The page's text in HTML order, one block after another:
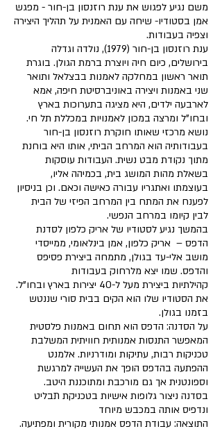
משם נגיע לפגוש את ענת רוזנסון בן-חור - מפגש
אמן בסטודיו- שיחה עם האמנית על תהליך היצירה
וצפיה בעבודות.
ענת רוזנסון בן-חור (1979), נולדה וגדלה
בירושלים, כיום חיה ויוצרת ברמת הגולן. בוגרת
תואר ראשון במחלקה לאמנות בבצלאל ותואר
שני באמנות ויצירה באוניברסיטת חיפה, אמא
לארבעה ילדים, היא מציגה בתערוכות בארץ
ובחו"ל ומרצה במכון לאמנויות במכללת תל חי.
נושא מרכזי שאותו חוקרת רוזנסון בן-חור
בעבודותיה הוא המרחב הביתי, אותו היא בוחנת
מתוך נקודת מבט נשית. העבודות עוסקות
בשאלת מהות המושג בית, בכמיהה אליו,
בעוצמתו ואתגריו עבורה כאישה וכאם. וכן בניסיון
לפענח את המתח בין המרחב הפיזי של הבית
לבין קיומו במרחב הנפשי.
בהמשך נגיע לסטודיו של אריק כלפון לסדנת
הדפס – אריק כלפון, אמן בינלאומי, ממייסדי
מושב אלי-עד בגולן, מתמחה ביצירת פסיפס
והדפס. שמו יצא מלרחוק בעבודות
קהילתיות ביצירת מעל ל-40 יצירות בארץ ובחו"ל.
את הסטודיו שלו הוא הקים בבית סורי שננטש
בזמנו בגולן.
על הסדנה: הדפס הוא תחום באמנות פלסטית
המאפשר התנסות אמנותית חוויתית המשלבת
טכניקות רבות, עתיקות ומודרניות. אלמנט
ההפתעה בהדפס הופך את העשייה למרגשת
וספונטנית אך גם מורכבת ומתוכננת היטב.
בסדנה ניצור גלופות אישיות בטכניקת תבליט
ונדפיס אותה במכבש מיוחד
התוצאה: עבודת הדפס אמנותי מקורית ומפתיעה.